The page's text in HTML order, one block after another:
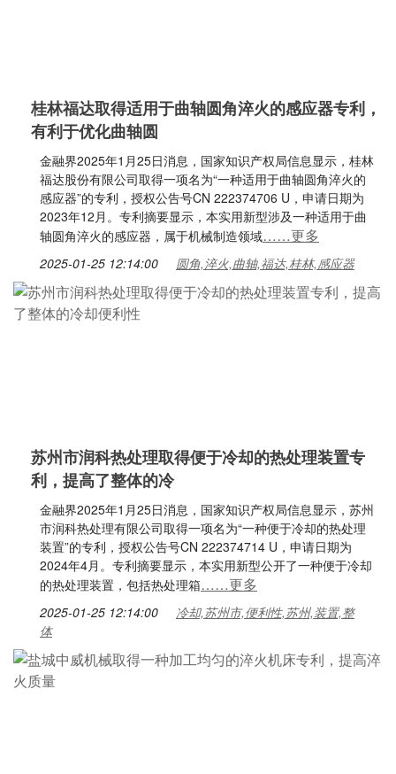
桂林福达取得适用于曲轴圆角淬火的感应器专利，
有利于优化曲轴圆
金融界2025年1月25日消息，国家知识产权局信息显示，桂林
福达股份有限公司取得一项名为“一种适用于曲轴圆角淬火的
感应器”的专利，授权公告号CN 222374706 U，申请日期为
2023年12月。专利摘要显示，本实用新型涉及一种适用于曲
轴圆角淬火的感应器，属于机械制造领域……更多
2025-01-25 12:14:00 圆角,淬火,曲轴,福达,桂林,感应器
苏州市润科热处理取得便于冷却的热处理装置专
利，提高了整体的冷
金融界2025年1月25日消息，国家知识产权局信息显示，苏州
市润科热处理有限公司取得一项名为“一种便于冷却的热处理
装置”的专利，授权公告号CN 222374714 U，申请日期为
2024年4月。专利摘要显示，本实用新型公开了一种便于冷却
的热处理装置，包括热处理箱……更多
2025-01-25 12:14:00
冷却,苏州市,便利性,苏州,装置,整
体